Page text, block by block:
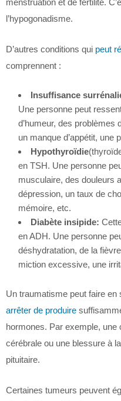
menstruation et de fertilité.
l’hypogonadisme.
D’autres conditions qui peut
comprennent :
Insuffisance
Une personne peut
d’humeur, des problèmes
un manque d’appétit, une
Hypothyroïdie
en TSH. Une personne
musculaire, des douleurs
dépression, un taux de
mémoire, etc.
Diabète insipide:
en ADH. Une personne
déshydratation, de la
miction excessive, une
Un traumatisme peut faire en
arrêter de produire
hormones. Par exemple, une
cérébrale ou une blessure à
pituitaire.
Certaines tumeurs peuvent